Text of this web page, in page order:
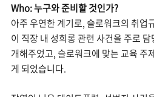
Who: 누구와 준비할 것인가?
아주 우연한 계기로, 슬로워크의 취업
이 직장 내 성희롱 관련 사건을 주로
개해주었고, 슬로워크에 맞는 교육 주
게 되었습니다.